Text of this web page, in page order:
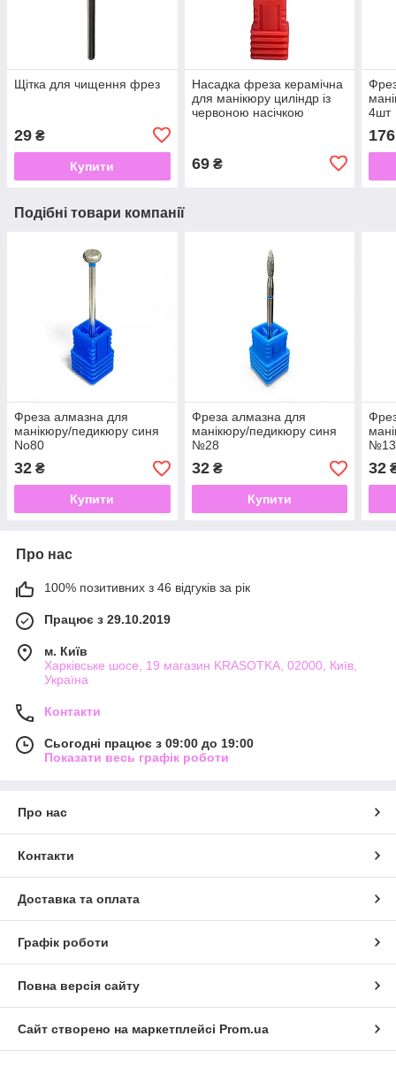
Щітка для чищення фрез
29 ₴
Купити
Насадка фреза керамічна
для манікюру циліндр із
червоною насічкою
69₴
4шт
176
Подібні товари компанії
Фреза алмазна для
манікюру/педикюру синя
No80
32 ₴
Купити
Фреза алмазна для
манікюру/педикюру синя
№28
32₴
Купити
32
Про нас
100% позитивних з 46 відгуків за рік
Працює з 29.10.2019
м. Київ
Харківське шосе, 19 магазин KRASOTKA, 02000, Київ,
Україна
Контакти
Сьогодні працює з 09:00 до 19:00
Показати весь графік роботи
Про нас
Контакти
Доставка та оплата
Графік роботи
Повна версія сайту
Сайт створено на маркетплейсі Prom.ua